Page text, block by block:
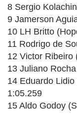
8 Sergio
9 Jamerson
10 LH Britto
11 Rodrigo de
12 Victor Ribeiro
13 Juliano
14 Eduardo
1:05.259
15 Aldo Godoy